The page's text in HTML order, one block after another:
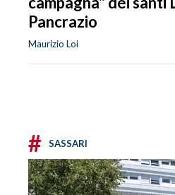
Pancrazio
Maurizio Loi
# SASSARI